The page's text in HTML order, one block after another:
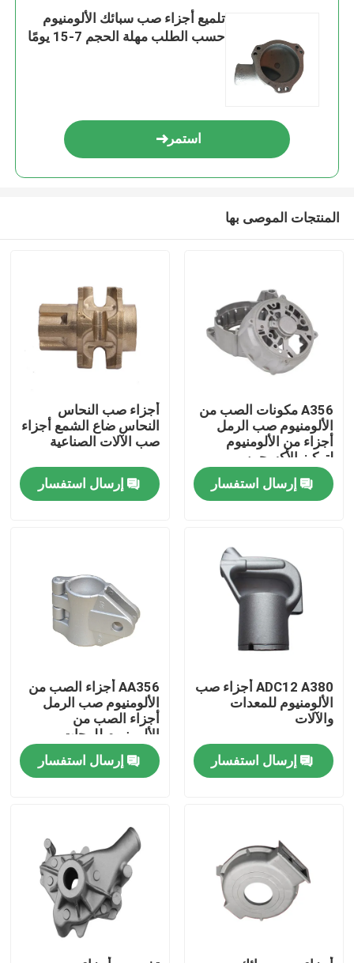
بيت
أشرطة فيديو
معلومات عنا
جولة في المعمل
رقابة جودة
اطلب اقتباس
أجزاء صب المعادن
تلميع أجزاء صب سبائك الألومنيوم
حسب الطلب مهلة الحجم 7-15 يومًا
استمر
المنتجات الموصى بها
A356 مكونات الصب من
الألومنيوم صب الرمل
أجزاء من الألومنيوم
لتركيز الأكسجين
إرسال استفسار
أجزاء صب النحاس
النحاس ضاع الشمع أجزاء
صب الآلات الصناعية
إرسال استفسار
ADC12 A380 أجزاء صب
الألومنيوم للمعدات
والآلات
إرسال استفسار
AA356 أجزاء الصب من
الألومنيوم صب الرمل
أجزاء الصب من
الألومنيوم للوحات
الكهربائية
إرسال استفسار